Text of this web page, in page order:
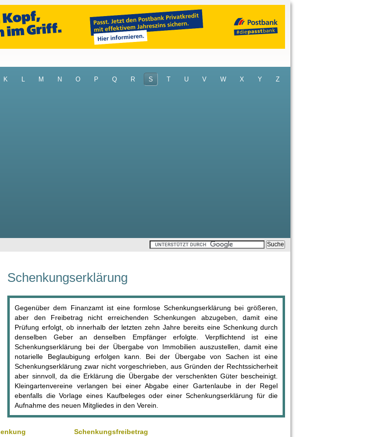
K L M N O P Q R S T U V W X Y Z
Schenkungserklärung
Gegenüber dem Finanzamt ist eine formlose Schenkungserklärung bei größeren,
aber den Freibetrag nicht erreichenden Schenkungen abzugeben, damit eine
Prüfung erfolgt, ob innerhalb der letzten zehn Jahre bereits eine Schenkung durch
denselben Geber an denselben Empfänger erfolgte. Verpflichtend ist eine
Schenkungserklärung bei der Übergabe von Immobilien auszustellen, damit eine
notarielle Beglaubigung erfolgen kann. Bei der Übergabe von Sachen ist eine
Schenkungserklärung zwar nicht vorgeschrieben, aus Gründen der Rechtssicherheit
aber sinnvoll, da die Erklärung die Übergabe der verschenkten Güter bescheinigt.
Kleingartenvereine verlangen bei einer Abgabe einer Gartenlaube in der Regel
ebenfalls die Vorlage eines Kaufbeleges oder einer Schenkungserklärung für die
Aufnahme des neuen Mitgliedes in den Verein.
Schenkungsfreibetrag